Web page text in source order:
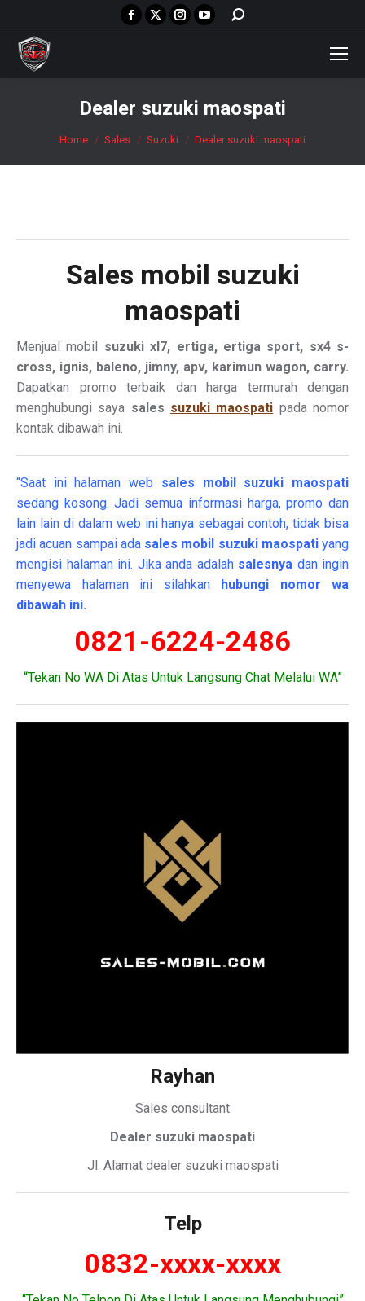
Facebook
page
window
X
page
new
window
Instagram
page
new
window
YouTube
page
window
Search:
Dealer suzuki maospati
You are here:
Home Sales Suzuki Dealer suzuki maospati
Sales mobil suzuki
maospati
Menjual mobil suzuki xl7, ertiga, ertiga sport, sx4 s-
cross, ignis, baleno, jimny, apv, karimun wagon, carry.
Dapatkan promo terbaik dan harga termurah dengan
menghubungi saya sales suzuki maospati pada nomor
kontak dibawah ini.
“Saat ini halaman web sales mobil suzuki maospati
sedang kosong. Jadi semua informasi harga, promo dan
lain lain di dalam web ini hanya sebagai contoh, tidak bisa
jadi acuan sampai ada sales mobil suzuki maospati yang
mengisi halaman ini. Jika anda adalah salesnya dan ingin
menyewa halaman ini silahkan hubungi nomor wa
dibawah ini.
0821-6224-2486
“Tekan No WA Di Atas Untuk Langsung Chat Melalui WA”
Rayhan
Sales consultant
Dealer suzuki maospati
Jl. Alamat dealer suzuki maospati
Telp
0832-xxxx-xxxx